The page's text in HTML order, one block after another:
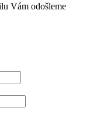
Vám odošleme